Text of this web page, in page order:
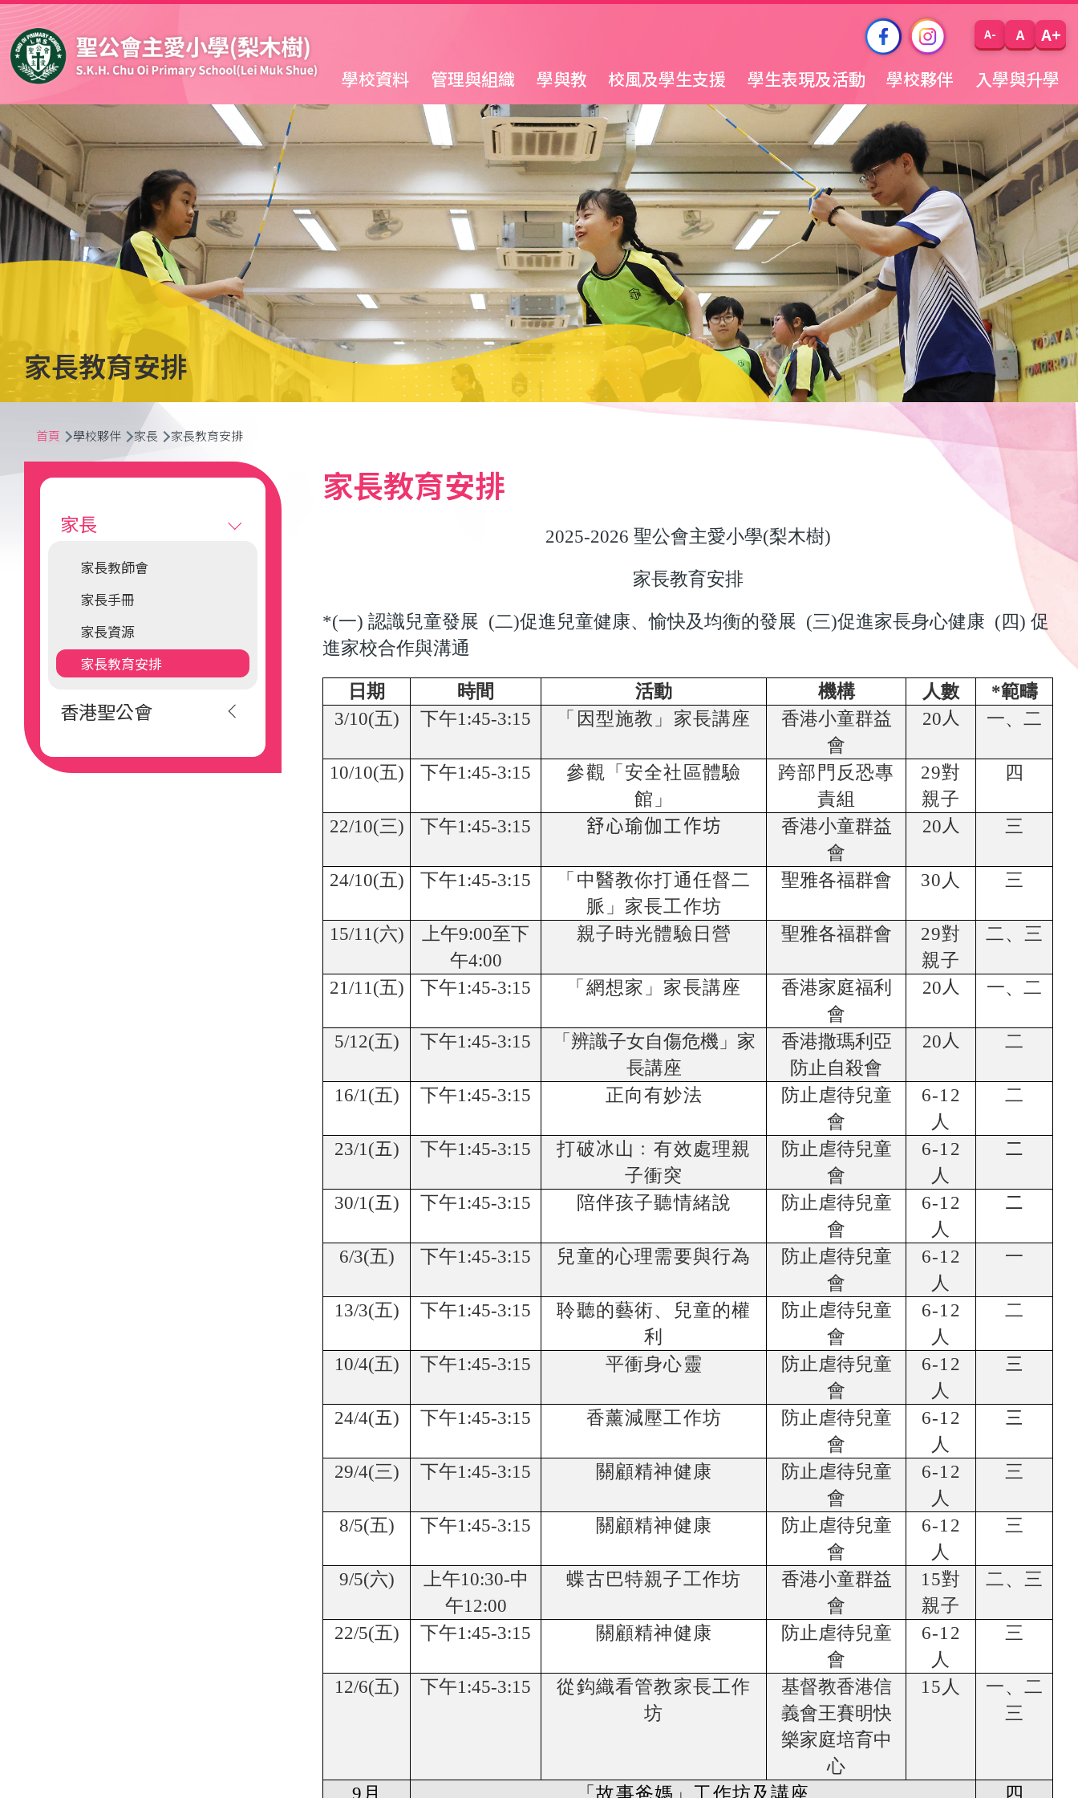
移至主內容
A- A A+
學校資料 管理與組織 學與教 校風及學生支援 學生表現及活動 學校夥伴 入學與升學
家長教育安排
導
航
連
首頁 學校夥伴 家長 家長教育安排
家長教育安排
2025-2026聖公會主愛小學(梨木樹)
家長教育安排
*(一)認識兒童發展 (二)促進兒童健康、愉快及均衡的發展 (三)促進家長身心健康 ( 四)促
進家校合作與溝通
日期 時間 活動 機構 人數 *範疇
3/10(五) 下午1:45-3:15 「因型施教」家長講座
香港小童群益
會
20人 一、二
10/10(五) 下午1:45-3:15
參觀「安全社區體驗
館」
跨部門反恐專
責組
29對
親子
四
22/10(三) 下午1:45-3:15 舒心瑜伽工作坊
香港小童群益
會
20人 三
24/10(五) 下午1:45-3:15
「中醫教你打通任督二
脈」家長工作坊
聖雅各福群會 30 人 三
15/11(六) 上午9:00至下
午4:00
親子時光體驗日營 聖雅各福群會 29對
親子
二、三
21/11(五) 下午1:45-3:15 「網想家」家長講座
香港家庭福利
會
20人 一、二
5/12(五) 下午1:45-3:15
「辨識子女自傷危機」家
長講座
香港撒瑪利亞
防止自殺會
20人 二
16/1(五) 下午1:45-3:15 正向有妙法
防止虐待兒童
會
6-12
人
二
23/1(五) 下午1:45-3:15
打破冰山﹕有效處理親
子衝突
防止虐待兒童
會
6-12
人
二
30/1(五) 下午1:45-3:15 陪伴孩子聽情緒說
防止虐待兒童
會
6-12
人
二
6/3(五) 下午1:45-3:15 兒童的心理需要與行為
防止虐待兒童
會
6-12
人
一
13/3(五) 下午1:45-3:15
聆聽的藝術、兒童的權
利
防止虐待兒童
會
6-12
人
二
10/4(五) 下午1:45-3:15 平衝身心靈
防止虐待兒童
會
6-12
人
三
24/4(五) 下午1:45-3:15 香薰減壓工作坊
防止虐待兒童
會
6-12
人
三
29/4(三) 下午1:45-3:15 關顧精神健康
防止虐待兒童
會
6-12
人
三
8/5(五) 下午1:45-3:15 關顧精神健康
防止虐待兒童
會
6-12
人
三
9/5(六) 上午10:30-中
午12:00
蝶古巴特親子工作坊
香港小童群益
會
15對
親子
二、三
22/5(五) 下午1:45-3:15 關顧精神健康
防止虐待兒童
會
6-12
人
三
12/6(五) 下午1:45-3:15
從鈎織看管教家長工作
坊
基督教香港信
義會王賽明快
樂家庭培育中
心
15 人
一、二
三
9 月 「故事爸媽」工作坊及講座 四
Main
navigation
家長
家長教師會
家長手冊
家長資源
家長教育安排
香港聖公會